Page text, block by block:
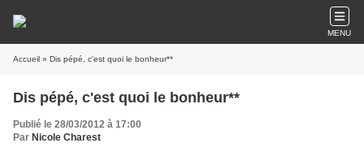
MENU
Accueil » Dis pépé, c'est quoi le bonheur**
Dis pépé, c'est quoi le bonheur**
Publié le 28/03/2012 à 17:00
Par Nicole Charest